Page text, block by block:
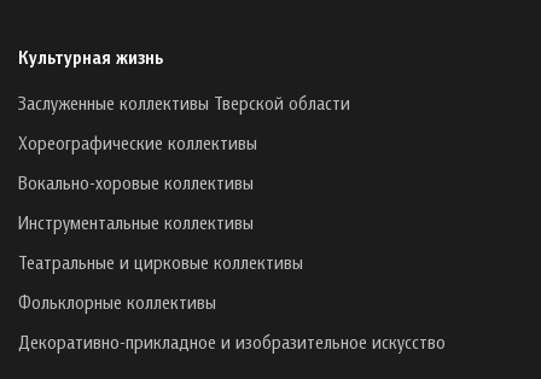
Культурная жизнь
Заслуженные коллективы Тверской области
Хореографические коллективы
Вокально-хоровые коллективы
Инструментальные коллективы
Театральные и цирковые коллективы
Фольклорные коллективы
Декоративно-прикладное и изобразительное искусство